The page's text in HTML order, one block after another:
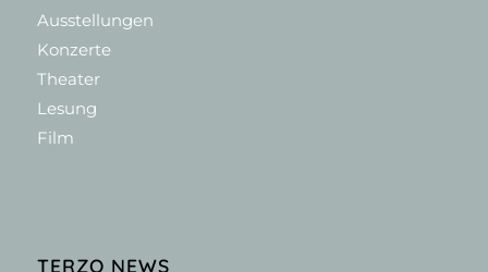
Ausstellungen
Konzerte
Theater
Lesung
Film
TERZO NEWS